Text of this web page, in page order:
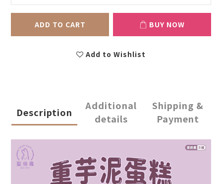
ADD TO CART BUY NOW
Add to Wishlist
Description
Additional
details
Shipping &
Payment